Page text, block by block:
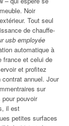
Noir
Tout seul
de chauffe-
usb employée
automatique à
france et celui de
et profitez
annuel. Jour
sur
pouvoir
il est
petites surfaces